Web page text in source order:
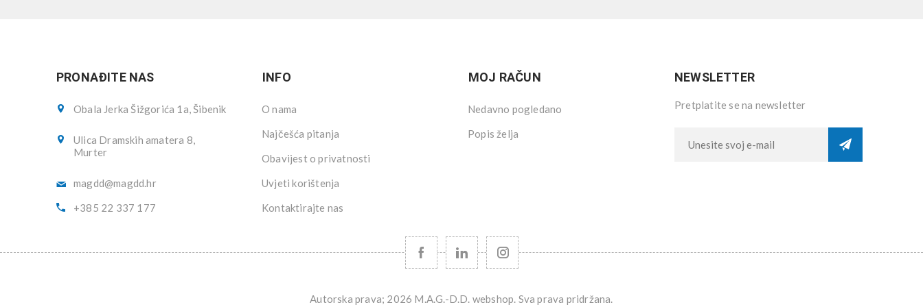
PRONAĐITE NAS
Obala Jerka Šižgorića 1a, Šibenik
Ulica Dramskih amatera 8,
Murter
magdd@magdd.hr
+385 22 337 177
INFO
O nama
Najčešća pitanja
Obavijest o privatnosti
Uvjeti korištenja
Kontaktirajte nas
MOJ RAČUN
Nedavno pogledano
Popis želja
NEWSLETTER
Pretplatite se na newsletter
Autorska prava; 2026 M.A.G.-D.D. webshop. Sva prava pridržana.